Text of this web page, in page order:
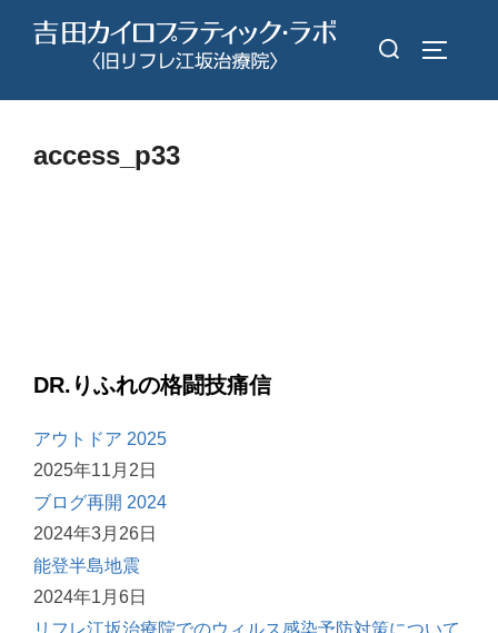
検
対
access_p33
DR.りふれの格闘技痛信
アウトドア 2025
2025年11月2日
ブログ再開 2024
2024年3月26日
能登半島地震
2024年1月6日